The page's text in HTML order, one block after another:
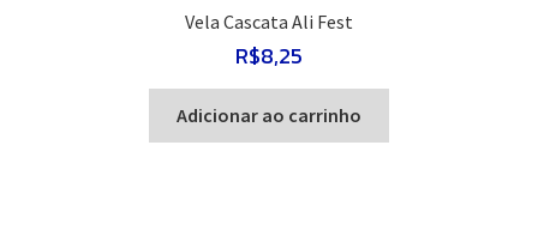
Vela Cascata Ali Fest
R$8,25
Adicionar ao carrinho